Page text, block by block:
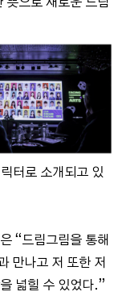
터로 소개되고 있
“드림그림을 통해
만나고 저 또한 저
넓힐 수 있었다.”